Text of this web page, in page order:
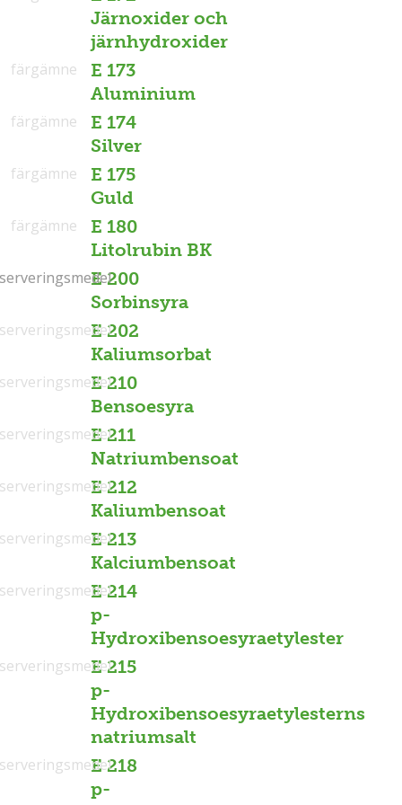
Järnoxider och
järnhydroxider
E 173
Aluminium
färgämne
E 174
Silver
färgämne
E 175
Guld
färgämne
E 180
Litolrubin BK
färgämne
E 200
Sorbinsyra
E 202
Kaliumsorbat
E 210
Bensoesyra
E 211
Natriumbensoat
E 212
Kaliumbensoat
E 213
Kalciumbensoat
E 214
p-
Hydroxibensoesyraetylester
E 215
p-
Hydroxibensoesyraetylesterns
natriumsalt
E 218
p-